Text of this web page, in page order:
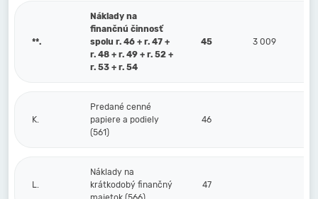
**.
Náklady na
finančnú činnosť
spolu r. 46 + r. 47 +
r. 48 + r. 49 + r. 52 +
r. 53 + r. 54
45 3 009
K.
Predané cenné
papiere a podiely
(561)
46
L.
Náklady na
krátkodobý finančný
47